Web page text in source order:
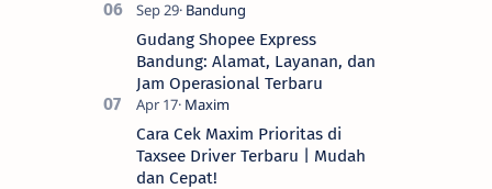
Gudang Shopee Express
Bandung: Alamat, Layanan, dan
Jam Operasional Terbaru
Cara Cek Maxim Prioritas di
Taxsee Driver Terbaru | Mudah
dan Cepat!